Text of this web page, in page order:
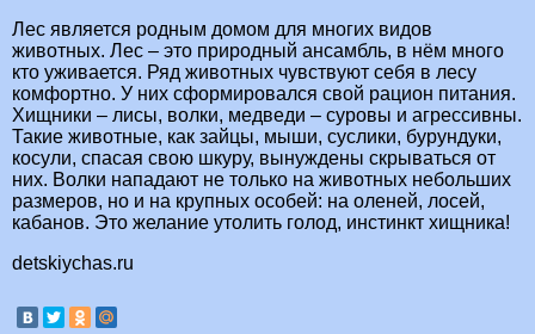
Лес является родным домом для многих видов
животных. Лес – это природный ансамбль, в нём много
кто уживается. Ряд животных чувствуют себя в лесу
комфортно. У них сформировался свой рацион питания.
Хищники – лисы, волки, медведи – суровы и агрессивны.
Такие животные, как зайцы, мыши, суслики, бурундуки,
косули, спасая свою шкуру, вынуждены скрываться от
них. Волки нападают не только на животных небольших
размеров, но и на крупных особей: на оленей, лосей,
кабанов. Это желание утолить голод, инстинкт хищника!
detskiychas.ru